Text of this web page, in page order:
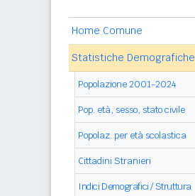
Home Comune
Statistiche Demografiche
Popolazione 2001-2024
Pop. età, sesso, stato civile
Popolaz. per età scolastica
Cittadini Stranieri
Indici Demografici / Struttura